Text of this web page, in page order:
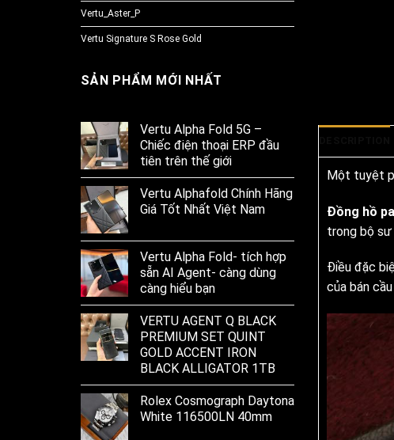
Vertu_Aster_P
Vertu Signature S Rose Gold
SẢN PHẨM MỚI NHẤT
Vertu Alpha Fold 5G –
Chiếc điện thoại ERP đầu
tiên trên thế giới
Vertu Alphafold Chính Hãng
Giá Tốt Nhất Việt Nam
Vertu Alpha Fold- tích hợp
sẵn AI Agent- càng dùng
càng hiểu bạn
VERTU AGENT Q BLACK
PREMIUM SET QUINT
GOLD ACCENT IRON
BLACK ALLIGATOR 1TB
Rolex Cosmograph Daytona
White 116500LN 40mm
Một tuyệt
Đồng hồ
trong bộ
Điều đặc
của bán